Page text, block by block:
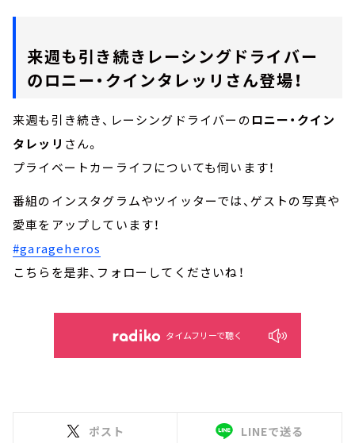
来週も引き続きレーシングドライバー
のロニー・クインタレッリさん登場！
来週も引き続き、レーシングドライバーのロニー・クイン
タレッリ さん。
プライベートカーライフについても伺います！
番組のインスタグラムやツイッターでは、ゲストの写真や
愛車をアップしています！
#garageheros
こちらを是非、フォローしてくださいね！
タイムフリーで聴く
ポスト LINEで送る